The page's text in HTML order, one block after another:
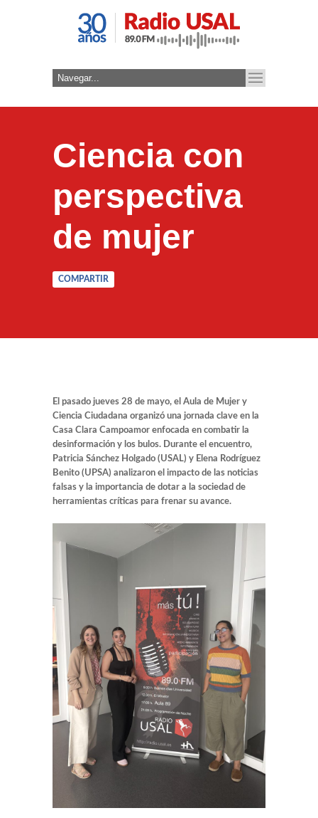
Ciencia con
perspectiva
de mujer
COMPARTIR
El pasado jueves 28 de mayo, el Aula de Mujer y
Ciencia Ciudadana organizó una jornada clave en la
Casa Clara Campoamor enfocada en combatir la
desinformación y los bulos. Durante el encuentro,
Patricia Sánchez Holgado (USAL) y Elena Rodríguez
Benito (UPSA) analizaron el impacto de las noticias
falsas y la importancia de dotar a la sociedad de
herramientas críticas para frenar su avance.